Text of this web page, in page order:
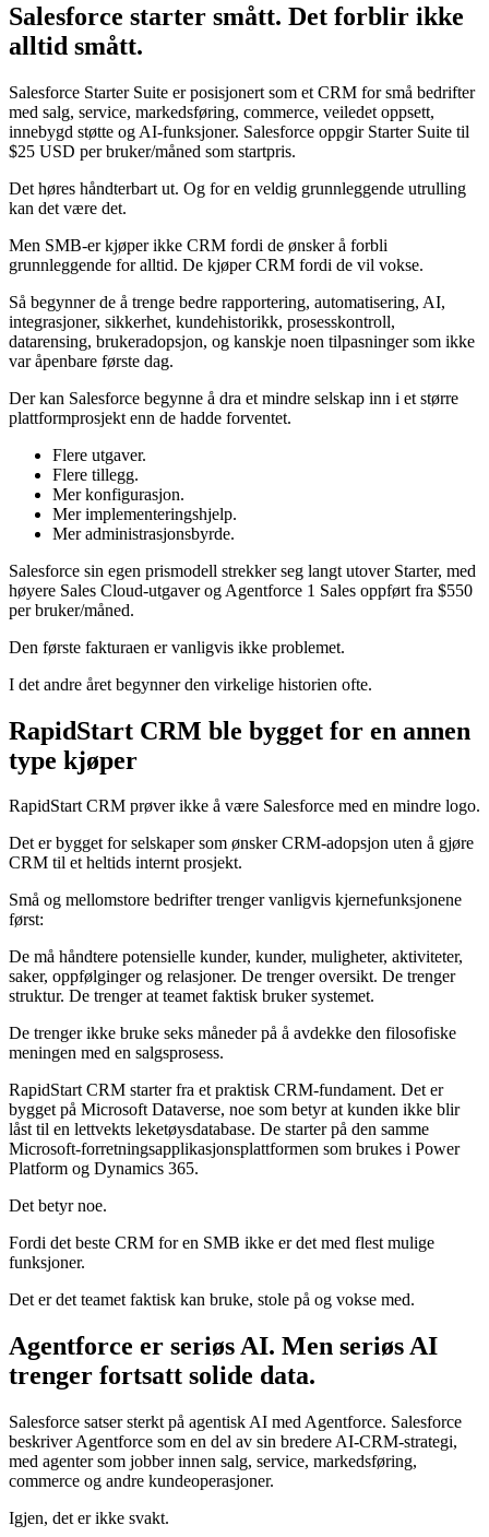
Salesforce starter smått. Det forblir ikke
alltid smått.
Salesforce Starter Suite er posisjonert som et CRM for små bedrifter
med salg, service, markedsføring, commerce, veiledet oppsett,
innebygd støtte og AI-funksjoner. Salesforce oppgir Starter Suite til
$25 USD per bruker/måned som startpris.
Det høres håndterbart ut. Og for en veldig grunnleggende utrulling
kan det være det.
Men SMB-er kjøper ikke CRM fordi de ønsker å forbli
grunnleggende for alltid. De kjøper CRM fordi de vil vokse.
Så begynner de å trenge bedre rapportering, automatisering, AI,
integrasjoner, sikkerhet, kundehistorikk, prosesskontroll,
datarensing, brukeradopsjon, og kanskje noen tilpasninger som ikke
var åpenbare første dag.
Der kan Salesforce begynne å dra et mindre selskap inn i et større
plattformprosjekt enn de hadde forventet.
Flere utgaver.
Flere tillegg.
Mer konfigurasjon.
Mer implementeringshjelp.
Mer administrasjonsbyrde.
Salesforce sin egen prismodell strekker seg langt utover Starter, med
høyere Sales Cloud-utgaver og Agentforce 1 Sales oppført fra $550
per bruker/måned.
Den første fakturaen er vanligvis ikke problemet.
I det andre året begynner den virkelige historien ofte.
RapidStart CRM ble bygget for en annen
type kjøper
RapidStart CRM prøver ikke å være Salesforce med en mindre logo.
Det er bygget for selskaper som ønsker CRM-adopsjon uten å gjøre
CRM til et heltids internt prosjekt.
Små og mellomstore bedrifter trenger vanligvis kjernefunksjonene
først:
De må håndtere potensielle kunder, kunder, muligheter, aktiviteter,
saker, oppfølginger og relasjoner. De trenger oversikt. De trenger
struktur. De trenger at teamet faktisk bruker systemet.
De trenger ikke bruke seks måneder på å avdekke den filosofiske
meningen med en salgsprosess.
RapidStart CRM starter fra et praktisk CRM-fundament. Det er
bygget på Microsoft Dataverse, noe som betyr at kunden ikke blir
låst til en lettvekts leketøysdatabase. De starter på den samme
Microsoft-forretningsapplikasjonsplattformen som brukes i Power
Platform og Dynamics 365.
Det betyr noe.
Fordi det beste CRM for en SMB ikke er det med flest mulige
funksjoner.
Det er det teamet faktisk kan bruke, stole på og vokse med.
Agentforce er seriøs AI. Men seriøs AI
trenger fortsatt solide data.
Salesforce satser sterkt på agentisk AI med Agentforce. Salesforce
beskriver Agentforce som en del av sin bredere AI-CRM-strategi,
med agenter som jobber innen salg, service, markedsføring,
commerce og andre kundeoperasjoner.
Igjen, det er ikke svakt.